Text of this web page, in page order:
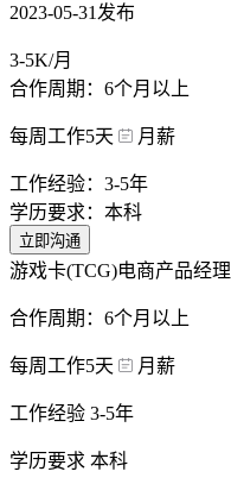
2023-05-31发布
3-5K/月
合作周期：6个月以上
每周工作5天 月薪
工作经验：3-5年
学历要求：本科
立即沟通
游戏卡(TCG)电商产品经理
合作周期：6个月以上
每周工作5天 月薪
工作经验 3-5年
学历要求 本科